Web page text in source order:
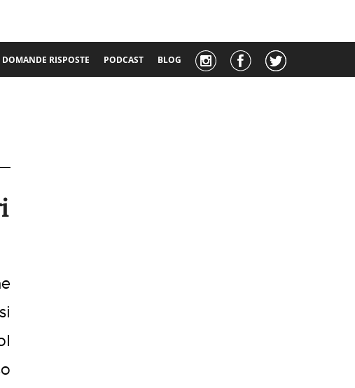
DOMANDE RISPOSTE PODCAST BLOG